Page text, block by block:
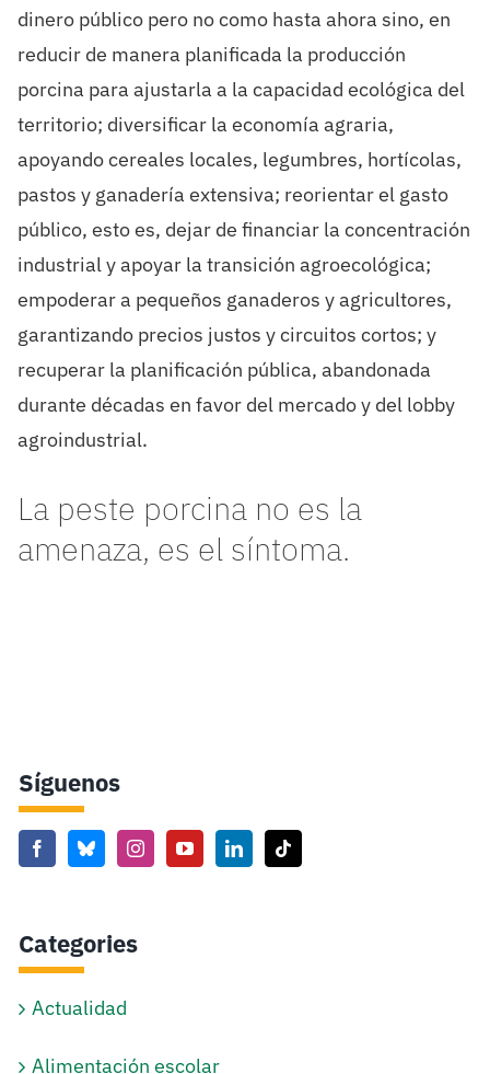
dinero público pero no como hasta ahora sino, en
reducir de manera planificada la producción
porcina para ajustarla a la capacidad ecológica del
territorio; diversificar la economía agraria,
apoyando cereales locales, legumbres, hortícolas,
pastos y ganadería extensiva; reorientar el gasto
público, esto es, dejar de financiar la concentración
industrial y apoyar la transición agroecológica;
empoderar a pequeños ganaderos y agricultores,
garantizando precios justos y circuitos cortos; y
recuperar la planificación pública, abandonada
durante décadas en favor del mercado y del lobby
agroindustrial.
La peste porcina no es la
amenaza, es el síntoma.
Síguenos
Categories
Actualidad
Alimentación escolar